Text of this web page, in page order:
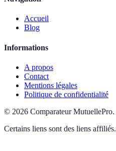
Accueil
Blog
Informations
A propos
Contact
Mentions légales
Politique de confidentialité
© 2026 Comparateur MutuellePro.
Certains liens sont des liens affiliés.